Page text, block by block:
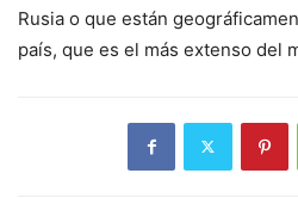
Rusia o que están
país, que es el más extenso del